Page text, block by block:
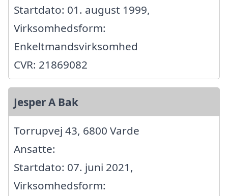
Startdato: 01. august 1999,
Virksomhedsform:
Enkeltmandsvirksomhed
CVR: 21869082
Jesper A Bak
Torrupvej 43, 6800 Varde
Ansatte:
Startdato: 07. juni 2021,
Virksomhedsform: